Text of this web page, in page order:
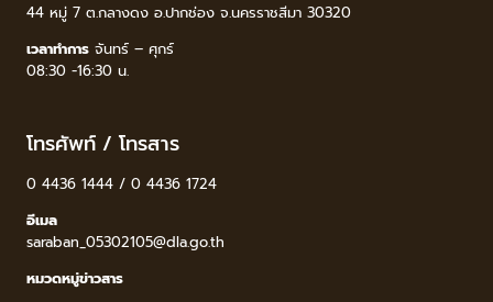
44 หมู่ 7 ต.กลางดง อ.ปากช่อง จ.นครราชสีมา 30320
เวลาทำการ จันทร์ – ศุกร์
08:30 -16:30 น.
โทรศัพท์ / โทรสาร
0 4436 1444 / 0 4436 1724
อีเมล
saraban_05302105@dla.go.th
หมวดหมู่ข่าวสาร